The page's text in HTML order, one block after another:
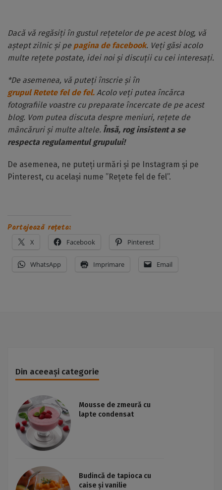
Dacă vă regăsiți în gustul rețetelor de pe acest blog, vă
aștept zilnic și pe pagina de facebook. Veți găsi acolo
multe rețete postate, idei noi și discuții cu cei interesați.
*De asemenea, vă puteți înscrie și în
grupul Retete fel de fel. Acolo veți putea încărca
fotografiile voastre cu preparate încercate de pe acest
blog. Vom putea discuta despre meniuri, rețete de
mâncăruri și multe altele. Însă, rog insistent a se
respecta regulamentul grupului!
De asemenea, ne puteți urmări și pe Instagram și pe
Pinterest, cu același nume ”Rețete fel de fel”.
Partajează rețeta:
X Facebook Pinterest
WhatsApp Imprimare Email
Din aceeași categorie
Mousse de zmeură cu
lapte condensat
Budincă de tapioca cu
caise și vanilie